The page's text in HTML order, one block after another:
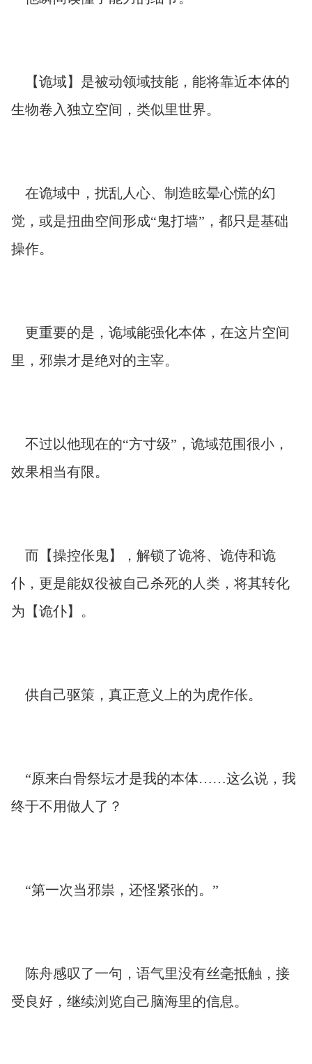
【诡域】是被动领域技能，能将靠近本体的
生物卷入独立空间，类似里世界。
在诡域中，扰乱人心、制造眩晕心慌的幻
觉，或是扭曲空间形成“鬼打墙”，都只是基础
操作。
更重要的是，诡域能强化本体，在这片空间
里，邪祟才是绝对的主宰。
不过以他现在的“方寸级”，诡域范围很小，
效果相当有限。
而【操控伥鬼】，解锁了诡将、诡侍和诡
仆，更是能奴役被自己杀死的人类，将其转化
为【诡仆】。
供自己驱策，真正意义上的为虎作伥。
“原来白骨祭坛才是我的本体……这么说，我
终于不用做人了？
“第一次当邪祟，还怪紧张的。”
陈舟感叹了一句，语气里没有丝毫抵触，接
受良好，继续浏览自己脑海里的信息。